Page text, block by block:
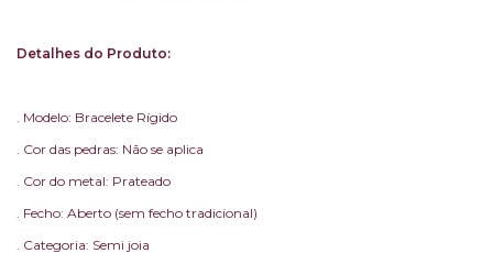
Detalhes do Produto:
. Modelo: Bracelete Rígido
. Cor das pedras: Não se aplica
. Cor do metal: Prateado
. Fecho: Aberto (sem fecho tradicional)
. Categoria: Semi joia